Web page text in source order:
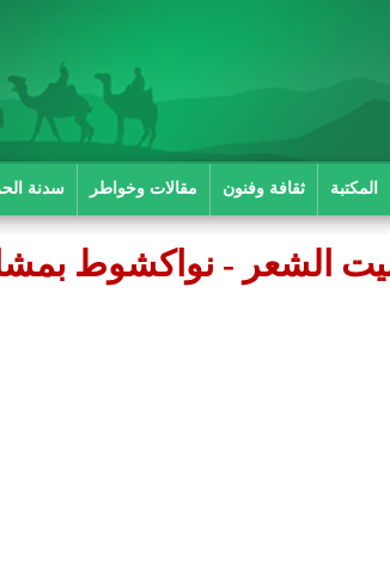
المكتبة ثقافة وفنون مقالات وخواطر سدنة
لبيت الشعر - نواكشوط